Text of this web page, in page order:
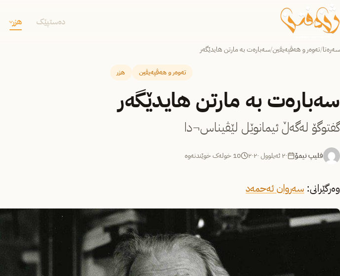
دەستپێک هزر
سەرەتا/تەوەر و هەڤپەیڤین/سەبارەت بە مارتن هایدێگەر
تەوەر و هەڤپەیڤین هزر
سەبارەت بە مارتن هایدێگەر
گفتوگۆ له‌گه‌ڵ ئیمانوێل لێڤیناس¬دا
فلیپ نیمۆ ٢٠ ئەیلوول ٢٠٢٠ 10 خولەک خوێندنەوە
وەرگێرانی: سەروان ئەحمەد